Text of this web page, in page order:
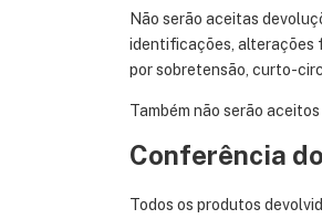
Não serão aceitas
identificações, alterações
por sobretensão, curto-
Também não serão
Conferência
Todos os produtos